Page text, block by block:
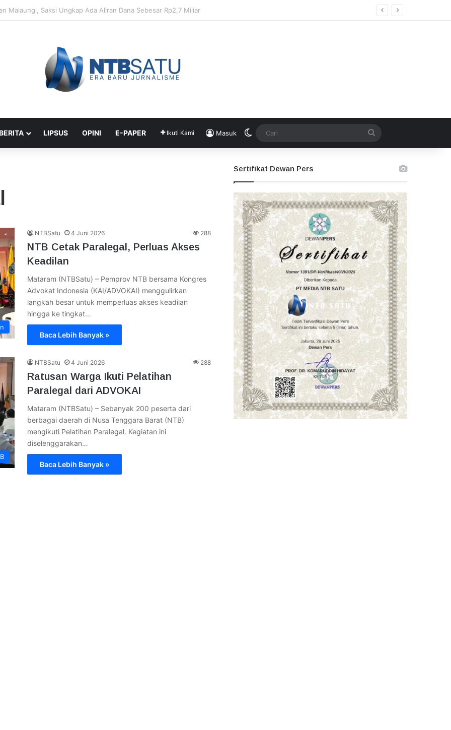
Didik dan Malaungi, Kejari Bima: Alasan Keamanan
LIPSUS OPINI E-PAPER Ikuti Kami Masuk Switch skin
NTBSatu 4 Juni 2026 288
NTB Cetak Paralegal, Perluas Akses
Keadilan
Mataram (NTBSatu) – Pemprov NTB bersama Kongres
Advokat Indonesia (KAI/ADVOKAI) menggulirkan
langkah besar untuk memperluas akses keadilan
hingga ke tingkat…
Baca Lebih Banyak »
NTBSatu 4 Juni 2026 288
Ratusan Warga Ikuti Pelatihan
Paralegal dari ADVOKAI
Mataram (NTBSatu) – Sebanyak 200 peserta dari
berbagai daerah di Nusa Tenggara Barat (NTB)
mengikuti Pelatihan Paralegal. Kegiatan ini
diselenggarakan…
Baca Lebih Banyak »
Sertifikat Dewan Pers